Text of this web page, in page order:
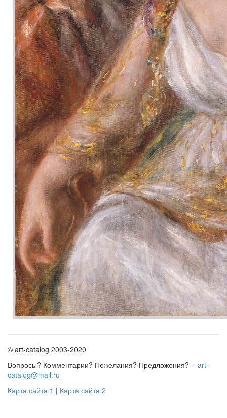
© art-catalog 2003-2020
Вопросы? Комментарии? Пожелания? Предложения? - art-
catalog@mail.ru
Карта сайта 1 | Карта сайта 2